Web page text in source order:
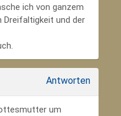
ich von ganzem
Dreifaltigkeit und der
Antworten
um